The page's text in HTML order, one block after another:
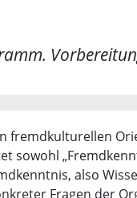
fremdkulturellen
also
Fragen der